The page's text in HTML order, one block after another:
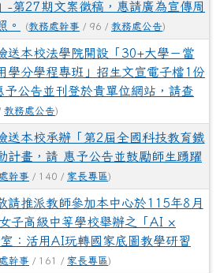
-第27期文案徵稿，惠請廣為宣傳周
。
(教務處幹事 / 96 / 教務處公告)
送本校法學院開設「30+大學－當
學分學程專班」招生文宣電子檔1份
公告並刊登於貴單位網站，請查
教務處公告)
送本校承辦「第2屆全國科技教育鐵
計畫，請 惠予公告並鼓勵師生踴躍
幹事 / 140 / 家長專區)
請推派教師參加本中心於115年8月
子高級中等學校舉辦之「AI ×
：活用AI玩轉國家底圖教學研習
幹事 / 161 / 家長專區)